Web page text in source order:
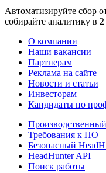
Автоматизируйте сбор
собирайте аналитику в
О компании
Наши вакансии
Партнерам
Реклама на сайте
Новости и статьи
Инвесторам
Кандидаты по
Требования к ПО
Безопасный
HeadHunter API
Поиск работы